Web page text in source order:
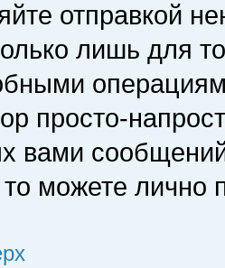
отправкой
лишь для
просто-
вами
можете лично